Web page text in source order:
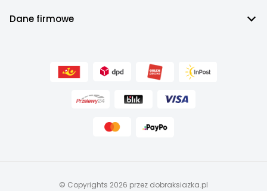
Dane firmowe
© Copyrights 2026 przez dobraksiazka.pl